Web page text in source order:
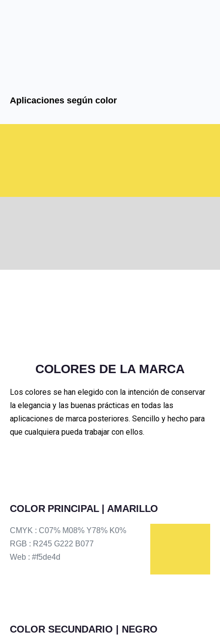
Aplicaciones según color
COLORES DE LA MARCA
Los colores se han elegido con la intención de conservar
la elegancia y las buenas prácticas en todas las
aplicaciones de marca posteriores. Sencillo y hecho para
que cualquiera pueda trabajar con ellos.
COLOR PRINCIPAL | AMARILLO
CMYK : C07% M08% Y78% K0%
RGB : R245 G222 B077
Web : #f5de4d
COLOR SECUNDARIO | NEGRO